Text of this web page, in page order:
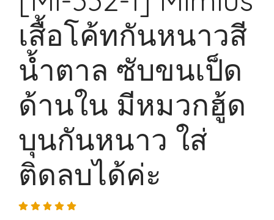
เสื้อโค้ทกันหนาวสี
น้ำตาล ซับขนเป็ด
ด้านใน มีหมวกฮู้ด
บุนกันหนาว ใส่
ติดลบได้ค่ะ